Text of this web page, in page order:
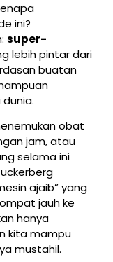
ini?
super-
lebih pintar dari
buatan
obat
jam, atau
selama ini
ajaib” yang
jauh ke
hanya
kita mampu
mustahil.